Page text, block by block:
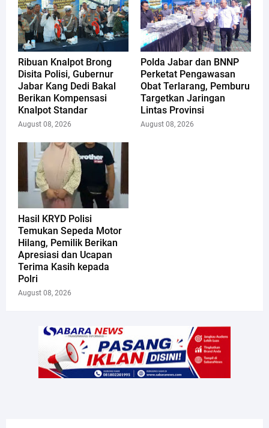
Ribuan Knalpot Brong
Disita Polisi, Gubernur
Jabar Kang Dedi Bakal
Berikan Kompensasi
Knalpot Standar
August 08, 2026
Polda Jabar dan BNNP
Perketat Pengawasan
Obat Terlarang, Pemburu
Targetkan Jaringan
Lintas Provinsi
August 08, 2026
Hasil KRYD Polisi
Temukan Sepeda Motor
Hilang, Pemilik Berikan
Apresiasi dan Ucapan
Terima Kasih kepada
Polri
August 08, 2026